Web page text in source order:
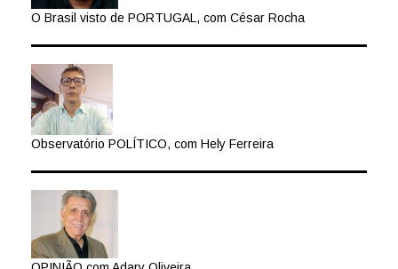
O Brasil visto de PORTUGAL, com César Rocha
Observatório POLÍTICO, com Hely Ferreira